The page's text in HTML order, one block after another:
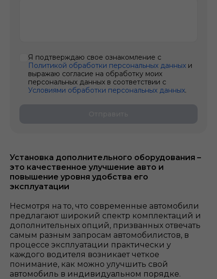
Установка дополнительного оборудования –
это качественное улучшение авто и
повышение уровня удобства его
эксплуатации
Несмотря на то, что современные автомобили
предлагают широкий спектр комплектаций и
дополнительных опций, призванных отвечать
самым разным запросам автомобилистов, в
процессе эксплуатации практически у
каждого водителя возникает четкое
понимание, как можно улучшить свой
автомобиль в индивидуальном порядке.
Я подтверждаю свое ознакомление с
Политикой обработки персональных данных и
выражаю согласие на обработку моих
персональных данных в соответствии с
Условиями обработки персональных данных.